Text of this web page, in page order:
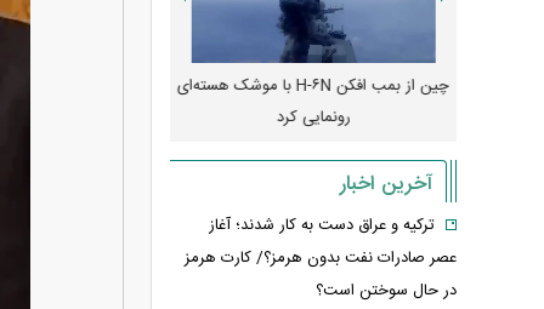
چین از بمب افکن H-۶N با موشک هسته‌ای
رونمایی کرد
پهپاد رهگیر یا موشک
آخرین اخبار
ترکیه و عراق دست به کار شدند؛ آغاز
عصر صادرات نفت بدون هرمز؟/ کارت هرمز
در حال سوختن است؟